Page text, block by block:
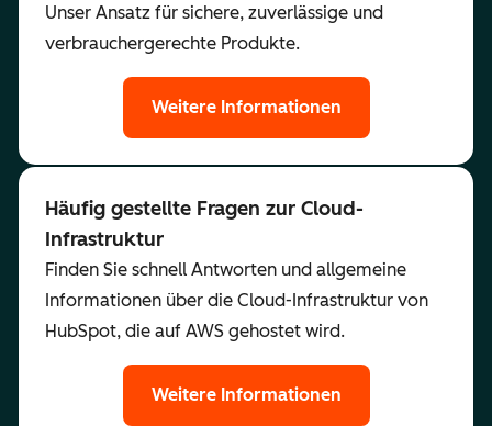
Unser Ansatz für sichere, zuverlässige und
verbrauchergerechte Produkte.
Weitere Informationen
Häufig gestellte Fragen zur Cloud-
Infrastruktur
Finden Sie schnell Antworten und allgemeine
Informationen über die Cloud-Infrastruktur von
HubSpot, die auf AWS gehostet wird.
Weitere Informationen